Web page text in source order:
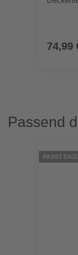
74,99
Passend
PASST